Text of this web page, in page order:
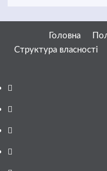
Головна
Структура власності
Facebook
YouTube
Telegram
Instagram